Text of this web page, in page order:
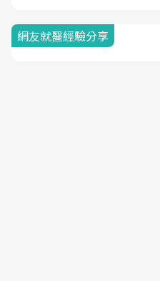
網友就醫經驗分享